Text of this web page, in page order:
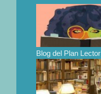
Blog del Plan Lector